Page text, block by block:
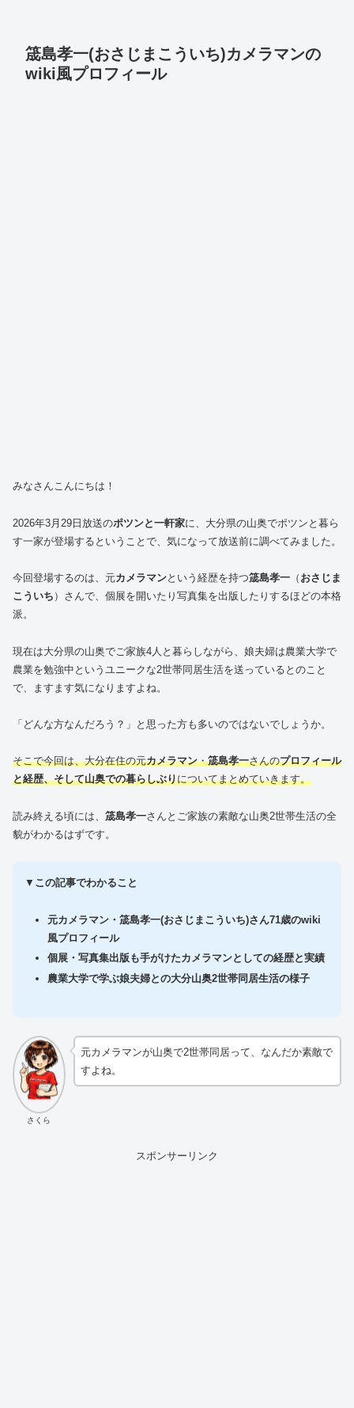
筬島孝一(おさじまこういち)カメラマンの
wiki風プロフィール
みなさんこんにちは！
2026年3月29日放送のポツンと一軒家に、大分県の山奥でポツンと暮ら
す一家が登場するということで、気になって放送前に調べてみました。
今回登場するのは、元カメラマンという経歴を持つ筬島孝一 （ おさじま
こういち ）さんで、個展を開いたり写真集を出版したりするほどの本格
派。
現在は大分県の山奥でご家族4人と暮らしながら、娘夫婦は農業大学で
農業を勉強中というユニークな2世帯同居生活を送っているとのこと
で、ますます気になりますよね。
「どんな方なんだろう？」と思った方も多いのではないでしょうか。
そこで今回は、大分在住の元カメラマン・筬島孝一さんのプロフィール
と経歴、そして山奥での暮らしぶりについてまとめていきます。
読み終える頃には、 筬島孝一さんとご家族の素敵な山奥2世帯生活の全
貌がわかるはずです。
▼ この記事でわかること
元カメラマン・筬島孝一(おさじまこういち)さん71歳のwiki
風プロフィール
個展・写真集出版も手がけたカメラマンとしての経歴と実績
農業大学で学ぶ娘夫婦との大分山奥2世帯同居生活の様子
さくら
元カメラマンが山奥で2世帯同居って、なんだか素敵で
すよね。
スポンサーリンク